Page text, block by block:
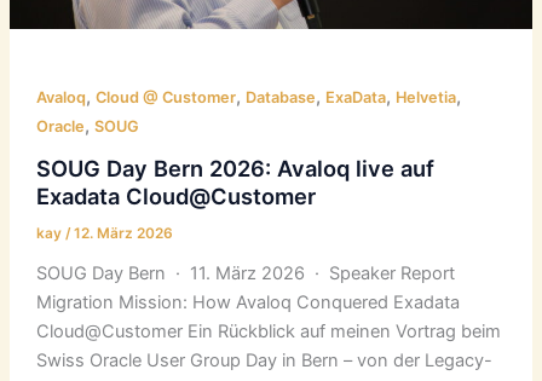
Avaloq, Cloud @ Customer, Database, ExaData, Helvetia,
Oracle, SOUG
SOUG Day Bern 2026: Avaloq live auf
Exadata Cloud@Customer
kay /12. März 2026
SOUG Day Bern · 11. März 2026 · Speaker Report
Migration Mission: How Avaloq Conquered Exadata
Cloud@Customer Ein Rückblick auf meinen Vortrag beim
Swiss Oracle User Group Day in Bern – von der Legacy-